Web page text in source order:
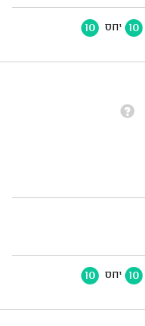
10 יחס 10
10 יחס 10